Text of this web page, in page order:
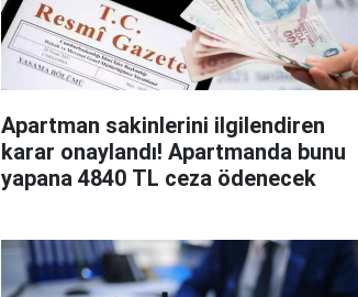
Apartman sakinlerini ilgilendiren
karar onaylandı! Apartmanda bunu
yapana 4840 TL ceza ödenecek